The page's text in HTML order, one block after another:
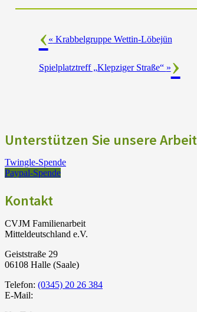
« Krabbelgruppe Wettin-Löbejün
Spielplatztreff „Klepziger Straße“ »
Unterstützen Sie unsere
Twingle-Spende
Paypal-Spende
Kontakt
CVJM Familienarbeit
Mitteldeutschland e.V.
Geiststraße 29
06108 Halle (Saale)
Telefon: (0345) 20 26 384
E-Mail: